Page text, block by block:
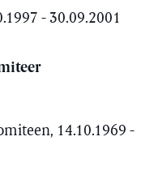
- 30.09.2001
14.10.1969 -